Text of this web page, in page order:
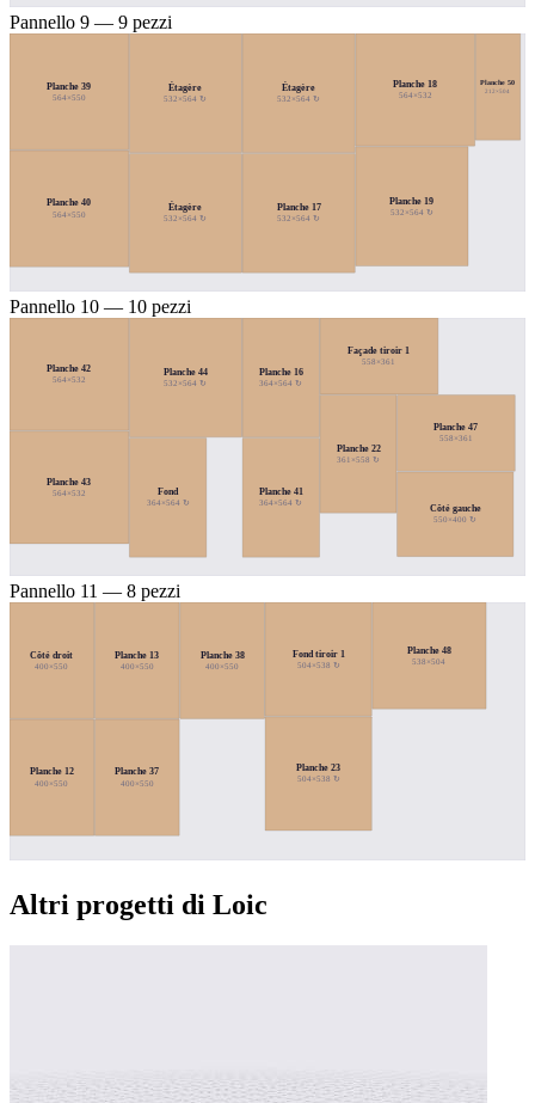
Pannello 9 — 9 pezzi
Planche 39
564×550
Planche 40
564×550
Étagère
532×564 ↻
Étagère
532×564 ↻
Étagère
532×564 ↻
Planche 17
532×564 ↻
Planche 18
564×532
Planche 19
532×564 ↻
Planche 50
212×504
Pannello 10 — 10 pezzi
Planche 42
564×532
Planche 43
564×532
Planche 44
532×564 ↻
Fond
364×564 ↻
Planche 16
364×564 ↻
Planche 41
364×564 ↻
Façade tiroir 1
558×361
Planche 22
361×558 ↻
Planche 47
558×361
Côté gauche
550×400 ↻
Pannello 11 — 8 pezzi
Côté droit
400×550
Planche 12
400×550
Planche 13
400×550
Planche 37
400×550
Planche 38
400×550
Fond tiroir 1
504×538 ↻
Planche 23
504×538 ↻
Planche 48
538×504
Altri progetti di Loic